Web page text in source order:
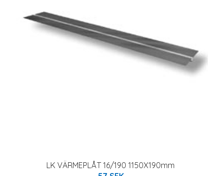
LK VÄRMEPLÅT 16/190 1150X190mm